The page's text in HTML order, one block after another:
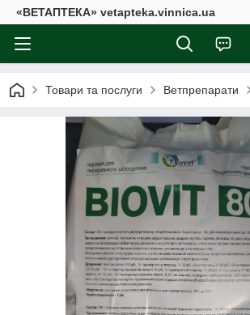
«ВЕТАПТЕКА» vetapteka.vinnica.ua
Товари та послуги Ветпрепарати